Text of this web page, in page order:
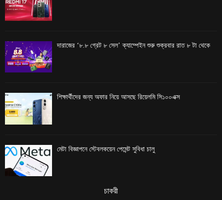
দারাজের ‘৮.৮ গ্রেট ৮ সেল’ ক্যাম্পেইন শুরু শুক্রবার রাত ৮ টা থেকে
শিক্ষার্থীদের জন্য অফার নিয়ে আসছে রিয়েলমি সি১০০এক্স
মেটা বিজ্ঞাপনে স্টেবলকয়েন পেমেন্ট সুবিধা চালু
চাকরী